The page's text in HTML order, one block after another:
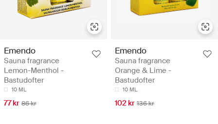
Emendo
Sauna fragrance
Lemon-Menthol -
Bastudofter
10 ML
77 kr 86 kr
Emendo
Sauna fragrance
Orange & Lime -
Bastudofter
10 ML
102 kr 136 kr